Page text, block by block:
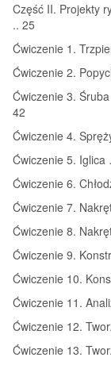
Część II. Projekty
.. 25
Ćwiczenie 1.
Ćwiczenie 2.
Ćwiczenie 3.
42
Ćwiczenie 4.
Ćwiczenie 5.
Ćwiczenie 6.
Ćwiczenie 7.
Ćwiczenie 8.
Ćwiczenie 9.
Ćwiczenie 10.
Ćwiczenie 11.
Ćwiczenie 12.
Ćwiczenie 13.